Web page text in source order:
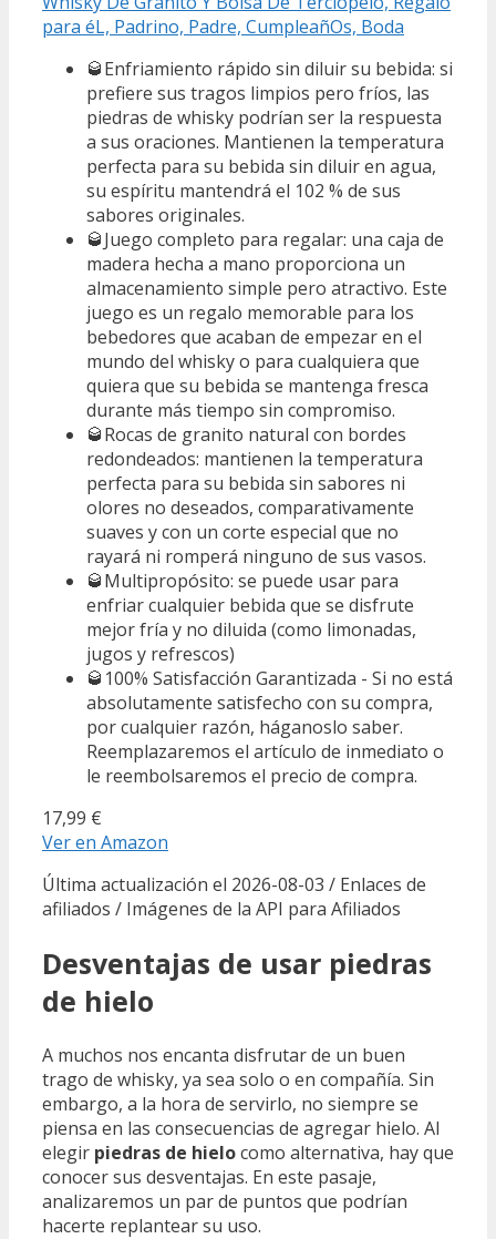
para éL, Padrino, Padre, CumpleañOs, Boda
🥃Enfriamiento rápido sin diluir su bebida: si
prefiere sus tragos limpios pero fríos, las
piedras de whisky podrían ser la respuesta
a sus oraciones. Mantienen la temperatura
perfecta para su bebida sin diluir en agua,
su espíritu mantendrá el 102 % de sus
sabores originales.
🥃Juego completo para regalar: una caja de
madera hecha a mano proporciona un
almacenamiento simple pero atractivo. Este
juego es un regalo memorable para los
bebedores que acaban de empezar en el
mundo del whisky o para cualquiera que
quiera que su bebida se mantenga fresca
durante más tiempo sin compromiso.
🥃Rocas de granito natural con bordes
redondeados: mantienen la temperatura
perfecta para su bebida sin sabores ni
olores no deseados, comparativamente
suaves y con un corte especial que no
rayará ni romperá ninguno de sus vasos.
🥃Multipropósito: se puede usar para
enfriar cualquier bebida que se disfrute
mejor fría y no diluida (como limonadas,
jugos y refrescos)
🥃100% Satisfacción Garantizada - Si no está
absolutamente satisfecho con su compra,
por cualquier razón, háganoslo saber.
Reemplazaremos el artículo de inmediato o
le reembolsaremos el precio de compra.
17,99 €
Ver en Amazon
Última actualización el 2026-08-03 / Enlaces de
afiliados / Imágenes de la API para Afiliados
Desventajas de usar piedras
de hielo
A muchos nos encanta disfrutar de un buen
trago de whisky, ya sea solo o en compañía. Sin
embargo, a la hora de servirlo, no siempre se
piensa en las consecuencias de agregar hielo. Al
elegir piedras de hielocomo alternativa, hay que
conocer sus desventajas. En este pasaje,
analizaremos un par de puntos que podrían
hacerte replantear su uso.